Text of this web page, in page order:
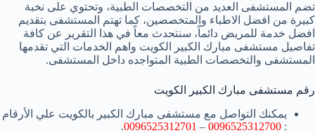
تضم المستشفى العديد من التخصصات الطبية، وتحتوي على نخبة
كبيرة من افضل الاطباء والمتخصصين، كما تهتم المستشفى بتقديم
افضل خدمة للمريض دائماً، سنتحدث معاً في هذا التقرير عن كافة
تفاصيل مستشفى مبارك الكبير الكويت واهم الخدمات التي تقدمها
المستشفى والتخصصات الطبية المتواجده داخل المستشفى.
رقم مستشفى مبارك الكبير الكويت
يمكنك التواصل مع مستشفى مبارك الكبير بالكويت علي الأرقام
:
0096525312700
–
0096525312701
.